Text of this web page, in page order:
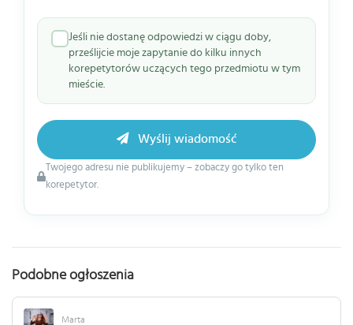
Jeśli nie dostanę odpowiedzi w ciągu doby,
prześlijcie moje zapytanie do kilku innych
korepetytorów uczących tego przedmiotu w tym
mieście.
Twojego adresu nie publikujemy – zobaczy go tylko ten
korepetytor.
Wyślij wiadomość
Podobne ogłoszenia
Marta